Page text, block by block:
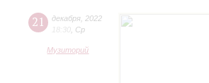
21 декабря 2022
18:30 Ср
Музиторий